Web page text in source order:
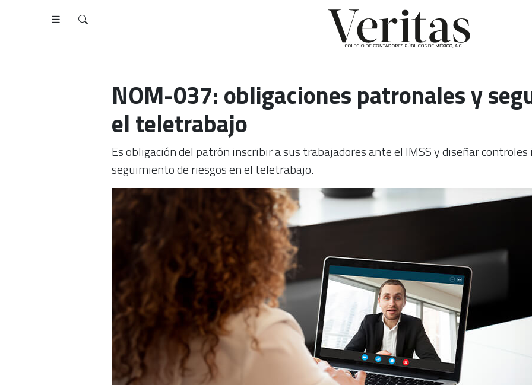
NOM-037: obligaciones patronales y
el teletrabajo
Es obligación del patrón inscribir a sus trabajadores ante el IMSS y diseñar
seguimiento de riesgos en el teletrabajo.